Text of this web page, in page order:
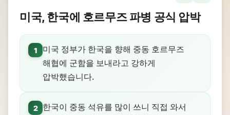
미국, 한국에 호르무즈 파병 공식 압박
1
미국 정부가 한국을 향해 중동 호르무즈
해협에 군함을 보내라고 강하게
압박했습니다.
2
한국이 중동 석유를 많이 쓰니 직접 와서